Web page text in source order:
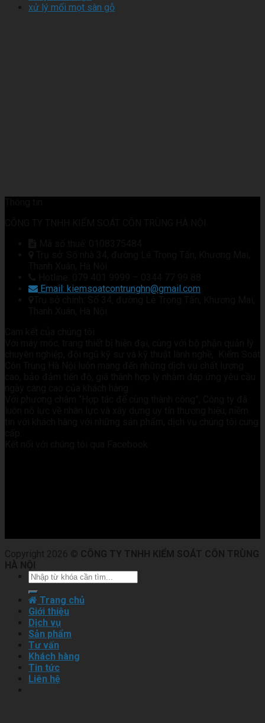
xử lý mối mọt sàn gỗ
Email: kiemsoatcontrunghn@gmail.com
Copyright 2026 © CÔNG TY TNHH KIỂM SOÁT CÔN TRÙNG
HÀ NỘI
Trang chủ
Giới thiệu
Dịch vụ
Sản phẩm
Tư vấn
Khách hàng
Tin tức
Liên hệ